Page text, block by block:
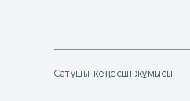
Сатушы-кеңесші жұмысы